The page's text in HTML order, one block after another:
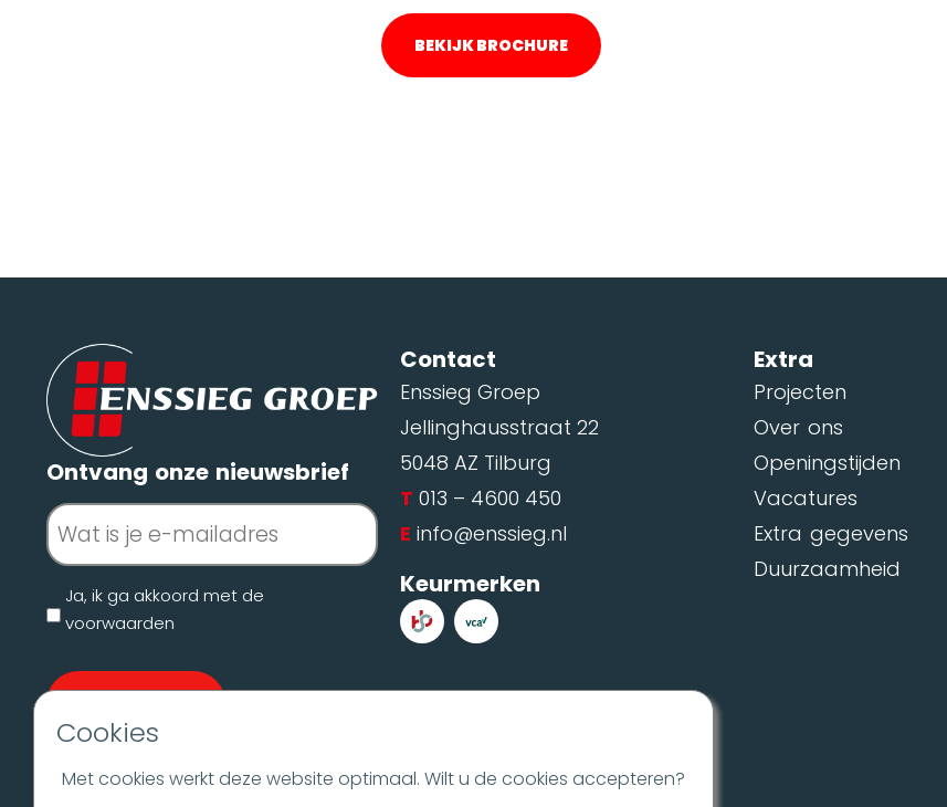
Cookies
Met cookies werkt deze website optimaal. Wilt u de cookies accepteren?
BEKIJK BROCHURE
Ontvang onze nieuwsbrief
E-
mailadres
(Vereist)
Geen
Ja, ik ga akkoord met de
voorwaarden
Volg ons
Contact
Enssieg Groep
Jellinghausstraat 22
5048 AZ Tilburg
T 013 – 4600 450
E info@enssieg.nl
Keurmerken
Extra
Projecten
Over ons
Openingstijden
Vacatures
Extra gegevens
Duurzaamheid